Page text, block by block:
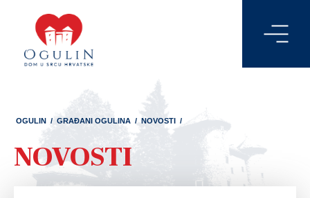
OGULIN / GRAĐANI OGULINA / NOVOSTI /
NOVOSTI